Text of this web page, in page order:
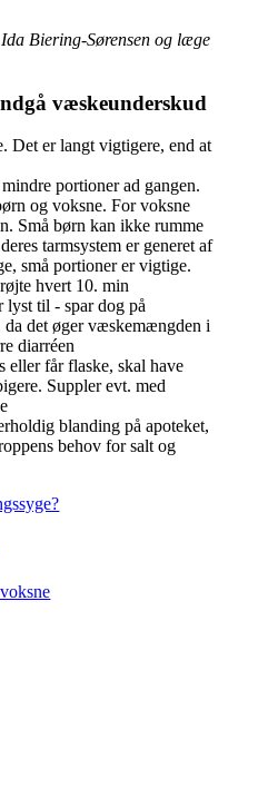
Biering-Sørensen og læge
væskeunderskud
Det er langt vigtigere, end at
portioner ad gangen.
og voksne. For voksne
Små børn kan ikke rumme
tarmsystem er generet af
små portioner er vigtige.
hvert 10. min
til - spar dog på
det øger væskemængden i
diarréen
eller får flaske, skal have
Suppler evt. med
blanding på apoteket,
behov for salt og